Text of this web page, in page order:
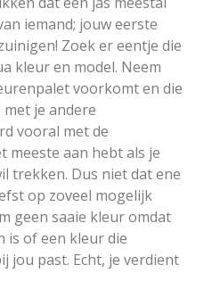
iemand; jouw eerste
Zoek er eentje die
kleur en model. Neem
voorkomt en die
je andere
vooral met de
meeste aan hebt als je
trekken. Dus niet dat ene
op zoveel mogelijk
geen saaie kleur omdat
is of een kleur die
jou past. Echt, je verdient